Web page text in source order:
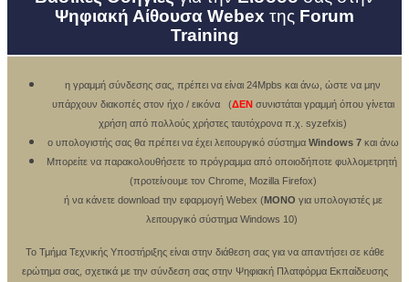
Ψηφιακή Αίθουσα Webex της Forum
Training
η γραμμή σύνδεσης σας, πρέπει να είναι 24Mpbs και άνω, ώστε να μην
υπάρχουν διακοπές στον ήχο / εικόνα (ΔΕΝ συνιστάται γραμμή όπου γίνεται
χρήση από πολλούς χρήστες ταυτόχρονα π.χ. syzefxis)
o υπολογιστής σας θα πρέπει να έχει λειτουργικό σύστημα Windows 7και άνω
Μπορείτε να παρακολουθήσετε το πρόγραμμα από οποιοδήποτε φυλλομετρητή
(προτείνουμε τον Chrome, Mozilla Firefox)
ή να κάνετε download την εφαρμογή Webex (ΜΟΝΟ για υπολογιστές με
λειτουργικό σύστημα Windows 10)
Το Τμήμα Τεχνικής Υποστήριξης είναι στην διάθεση σας για να απαντήσει σε κάθε
ερώτημα σας, σχετικά με την σύνδεση σας στην Ψηφιακή Πλατφόρμα Εκπαίδευσης